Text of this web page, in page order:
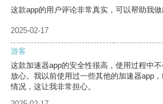
这款app的用户评论非常真实，可以帮助我做
2025-02-17
游客
这款加速器app的安全性很高，使用过程中
放心。我以前使用过一些其他的加速器app
情况，这让我非常担心。